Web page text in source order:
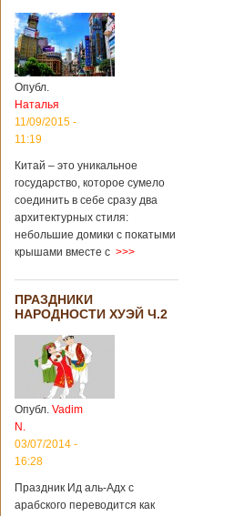
Опубл.
Наталья
11/09/2015 -
11:19
Китай – это уникальное
государство, которое сумело
соединить в себе сразу два
архитектурных стиля:
небольшие домики с покатыми
крышами вместе с >>>
ПРАЗДНИКИ
НАРОДНОСТИ ХУЭЙ Ч.2
Опубл. Vadim
N.
03/07/2014 -
16:28
Праздник Ид аль-Адх с
арабского переводится как